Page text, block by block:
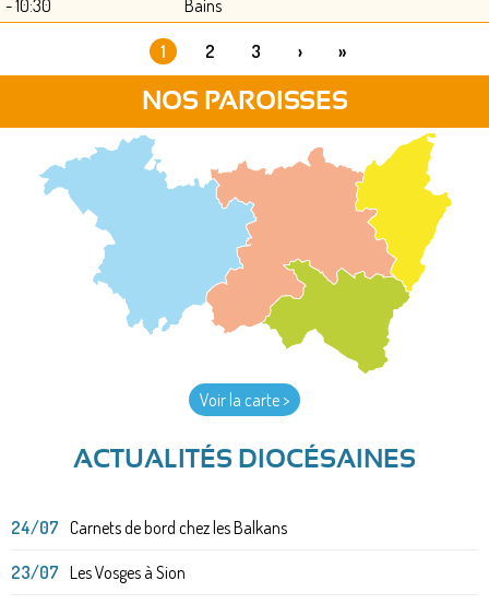
- 10:30
Bains
1 2 3 › »
NOS PAROISSES
Voir la carte >
ACTUALITÉS DIOCÉSAINES
24/07 Carnets de bord chez les Balkans
23/07 Les Vosges à Sion